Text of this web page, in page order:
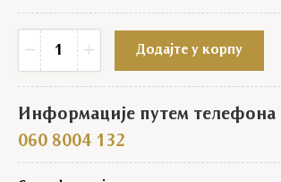
−
Крстић од полудрагог камена смеђи
+ Додајте у корпу
Информације путем телефона
060 8004 132